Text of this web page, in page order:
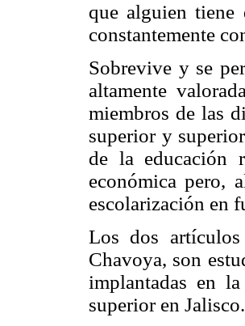
que alguien tiene
constantemente
Sobrevive y se
altamente
miembros de las
superior y
de la educación
económica pero,
escolarización en
Los dos
Chavoya, son
implantadas en
superior en Jalisco.